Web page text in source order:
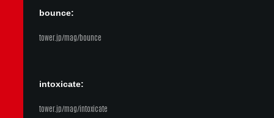
bounce:
tower.jp/mag/bounce
intoxicate:
tower.jp/mag/intoxicate